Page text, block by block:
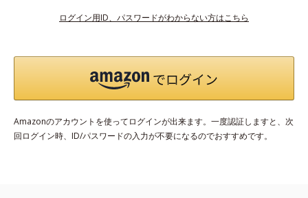
ログイン用ID、パスワードがわからない方はこちら
Amazonのアカウントを使ってログインが出来ます。一度認証しますと、次
回ログイン時、ID/パスワードの入力が不要になるのでおすすめです。